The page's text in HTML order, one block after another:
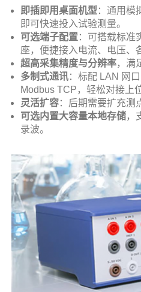
即插即用桌面机型 ：通用模
即可快速投入试验测量。
可选端子配置：可搭载标准
座，便捷接入电流、电压、
超高采集精度与分辨率，满
多制式通讯：标配 LAN 网
Modbus TCP，轻松对接上
灵活扩容：后期需要扩充测
可选内置大容量本地存储，
录波。